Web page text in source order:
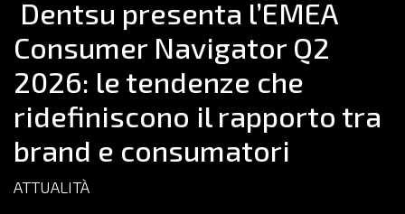
Dentsu presenta l’EMEA
Consumer Navigator Q2
2026: le tendenze che
ridefiniscono il rapporto tra
brand e consumatori
ATTUALITÀ